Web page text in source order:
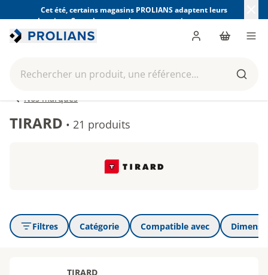
Cet été, certains magasins PROLIANS adaptent leurs
horaires. Consultez ceux de votre magasin avant votre
visite.
Rechercher un produit, une référence...
Panier
Nos marques
TIRARD • 21 produits
Filtres Catégorie Compatible avec
TIRARD